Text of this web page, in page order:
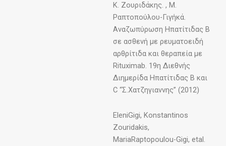
Κ. Ζουριδάκης. , M.
Ραπτοπούλου-Γιγήκά.
Αναζωπύρωση Ηπατίτιδας Β
σε ασθενή με ρευματοειδή
αρθρίτιδα και θεραπεία με
Rituximab. 19η Διεθνής
Διημερίδα Ηπατίτιδας Β και
C “Σ.Χατζηγιαννης” (2012)
EleniGigi, Konstantinos
Zouridakis,
MariaRaptopoulou-Gigi, etal.